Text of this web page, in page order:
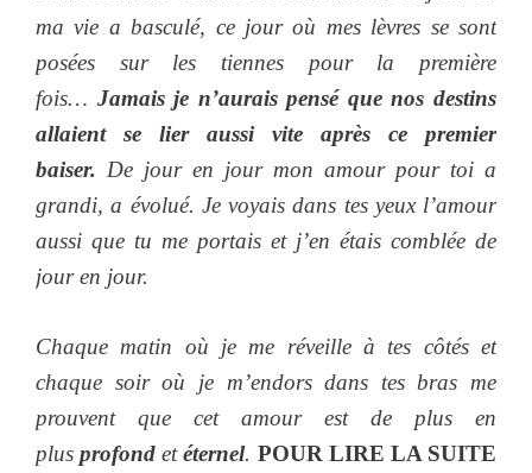
ma vie a basculé, ce jour où mes lèvres se sont
posées sur les tiennes pour la première
fois… Jamais je n’aurais pensé que nos destins
allaient se lier aussi vite après ce premier
baiser. De jour en jour mon amour pour toi a
grandi, a évolué. Je voyais dans tes yeux l’amour
aussi que tu me portais et j’en étais comblée de
jour en jour.
Chaque matin où je me réveille à tes côtés et
chaque soir où je m’endors dans tes bras me
prouvent que cet amour est de plus en
plusprofondetéternel. POUR LIRE LA SUITE